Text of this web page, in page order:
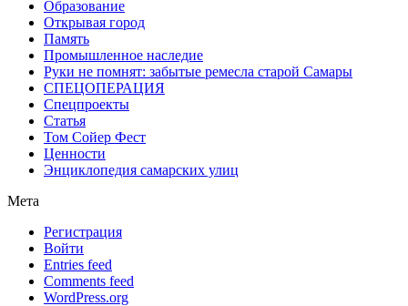
Образование
Открывая город
Память
Промышленное наследие
Руки не помнят: забытые ремесла старой Самары
СПЕЦОПЕРАЦИЯ
Спецпроекты
Статья
Том Сойер Фест
Ценности
Энциклопедия самарских улиц
Мета
Регистрация
Войти
Entries feed
Comments feed
WordPress.org